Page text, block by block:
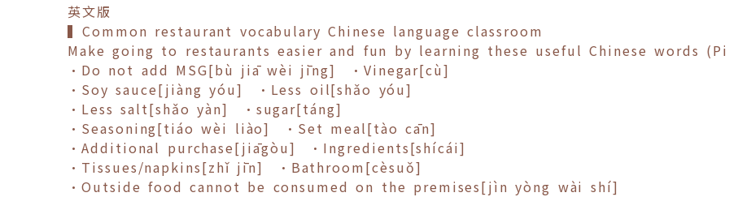
英文版
▍Common restaurant vocabulary Chinese language classroom
Make going to restaurants easier and fun by learning these useful Chinese words
•Do not add MSG[bù jiā wèi jīng] •Vinegar[cù]
•Soy sauce[jiàng yóu] •Less oil[shǎo yóu]
•Less salt[shǎo yàn] •sugar[táng]
•Seasoning[tiáo wèi liào] •Set meal[tào cān]
•Additional purchase[jiāgòu] •Ingredients[shícái]
•Tissues/napkins[zhǐ jīn] •Bathroom[cèsuǒ]
•Outside food cannot be consumed on the premises[jìn yòng wài shí]